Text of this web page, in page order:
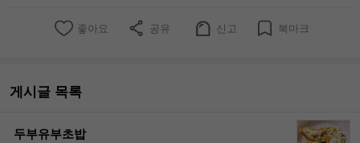
좋아요 공유 신고 북마크
게시글 목록
두부유부초밥